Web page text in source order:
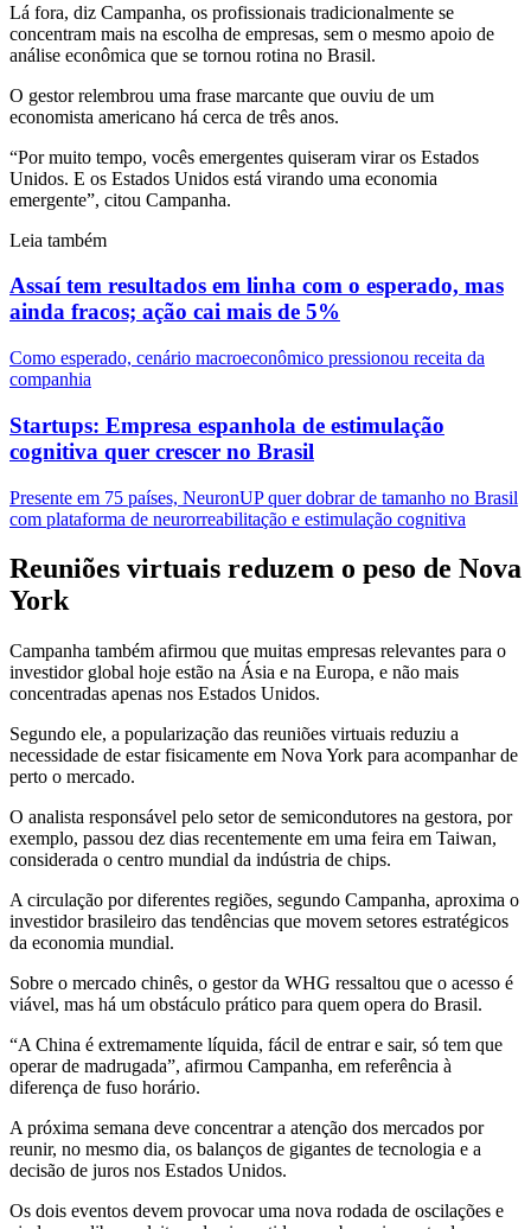
Lá fora, diz Campanha, os profissionais tradicionalmente se
concentram mais na escolha de empresas, sem o mesmo apoio de
análise econômica que se tornou rotina no Brasil.
O gestor relembrou uma frase marcante que ouviu de um
economista americano há cerca de três anos.
“Por muito tempo, vocês emergentes quiseram virar os Estados
Unidos. E os Estados Unidos está virando uma economia
emergente”, citou Campanha.
Leia também
Assaí tem resultados em linha com o esperado, mas
ainda fracos; ação cai mais de 5%
Como esperado, cenário macroeconômico pressionou receita da
companhia
Startups: Empresa espanhola de estimulação
cognitiva quer crescer no Brasil
Presente em 75 países, NeuronUP quer dobrar de tamanho no Brasil
com plataforma de neurorreabilitação e estimulação cognitiva
Reuniões virtuais reduzem o peso de Nova
York
Campanha também afirmou que muitas empresas relevantes para o
investidor global hoje estão na Ásia e na Europa, e não mais
concentradas apenas nos Estados Unidos.
Segundo ele, a popularização das reuniões virtuais reduziu a
necessidade de estar fisicamente em Nova York para acompanhar de
perto o mercado.
O analista responsável pelo setor de semicondutores na gestora, por
exemplo, passou dez dias recentemente em uma feira em Taiwan,
considerada o centro mundial da indústria de chips.
A circulação por diferentes regiões, segundo Campanha, aproxima o
investidor brasileiro das tendências que movem setores estratégicos
da economia mundial.
Sobre o mercado chinês, o gestor da WHG ressaltou que o acesso é
viável, mas há um obstáculo prático para quem opera do Brasil.
“A China é extremamente líquida, fácil de entrar e sair, só tem que
operar de madrugada”, afirmou Campanha, em referência à
diferença de fuso horário.
A próxima semana deve concentrar a atenção dos mercados por
reunir, no mesmo dia, os balanços de gigantes de tecnologia e a
decisão de juros nos Estados Unidos.
Os dois eventos devem provocar uma nova rodada de oscilações e